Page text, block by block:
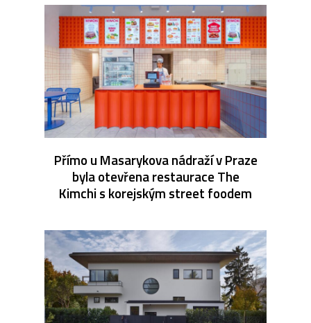
Přímo u Masarykova nádraží v Praze
byla otevřena restaurace The
Kimchi s korejským street foodem